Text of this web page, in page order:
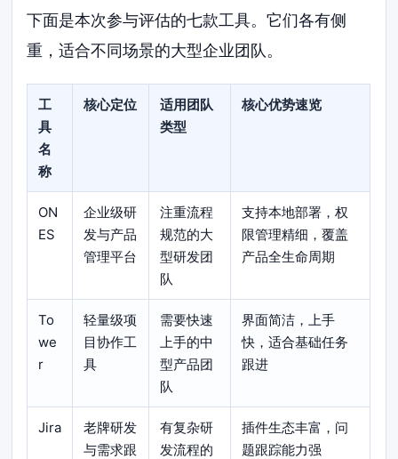
下面是本次参与评估的七款工具。它们各有侧
重，适合不同场景的大型企业团队。
工
具
名
称
核心定位
适用团队
类型
核心优势速览
ON
ES
企业级研
发与产品
管理平台
注重流程
规范的大
型研发团
队
支持本地部署，权
限管理精细，覆盖
产品全生命周期
To
we
r
轻量级项
目协作工
具
需要快速
上手的中
型产品团
队
界面简洁，上手
快，适合基础任务
跟进
Jira
老牌研发
与需求跟
有复杂研
发流程的
插件生态丰富，问
题跟踪能力强